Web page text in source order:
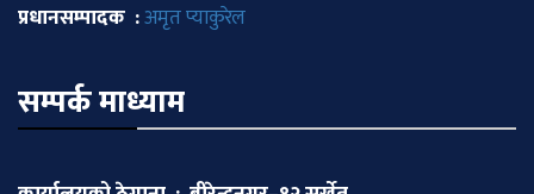
प्रधानसम्पादक :अमृत प्याकुरेल
सम्पर्क माध्याम